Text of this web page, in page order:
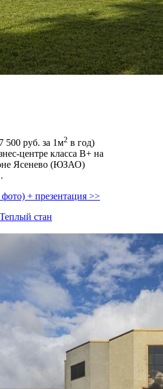
500 руб. за 1м2 в год)
центре класса В+ на
Ясенево (ЮЗАО)
+ презентация >>
стан